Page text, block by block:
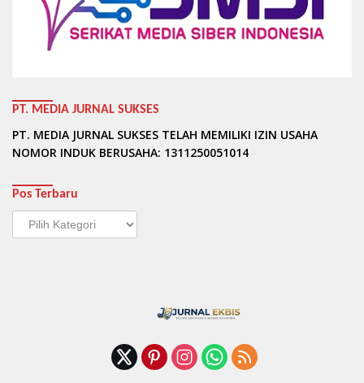
PT. MEDIA JURNAL SUKSES
PT. MEDIA JURNAL SUKSES TELAH MEMILIKI IZIN USAHA
NOMOR INDUK BERUSAHA: 1311250051014
Pos Terbaru
Pos
Terbaru